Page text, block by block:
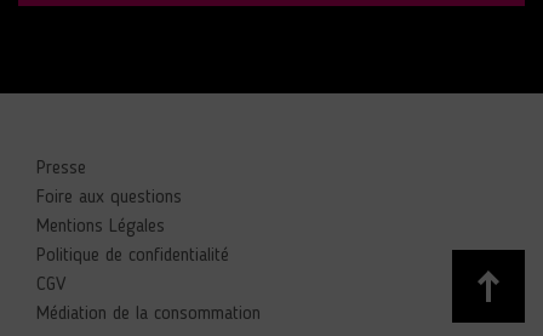
Presse
Foire aux questions
Mentions Légales
Politique de confidentialité
CGV
Médiation de la consommation